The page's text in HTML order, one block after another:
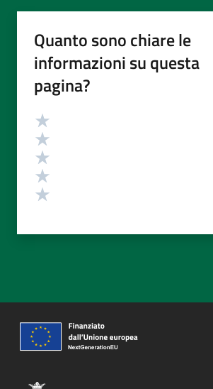
Quanto sono chiare le
informazioni su questa
pagina?
Valutazione